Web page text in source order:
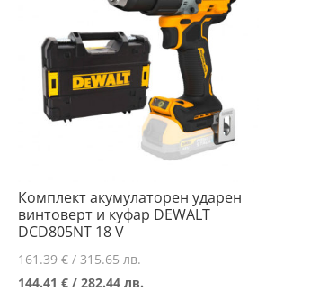
Комплект акумулаторен ударен
винтоверт и куфар DEWALT
DCD805NT 18 V
161.39€/ 315.65 лв.Original
price
144.41 €/ 282.44 лв.Текущата